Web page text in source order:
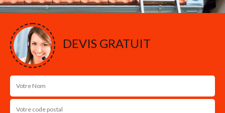
DEVIS GRATUIT